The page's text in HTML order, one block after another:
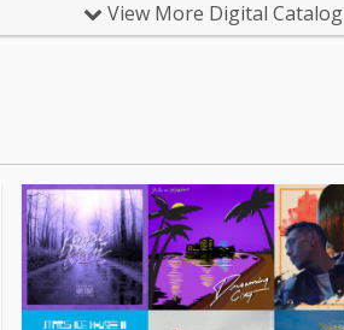
View More Digital Catalog